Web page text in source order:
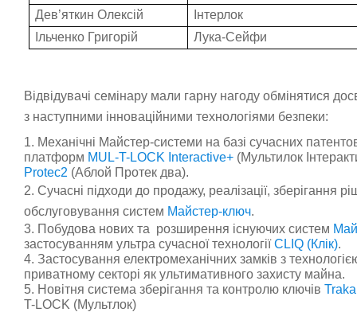
Дев’яткин Олексій
Інтерлок
Ільченко Григорій
Лука-Сейфи
Відвідувачі семінару мали гарну нагоду обмінятися
з наступними інноваційними технологіями безпеки:
1. Механічні Майстер-системи на базі сучасних п
платформ MUL-T-LOCK Interactive+ (Мультилок
Protec2 (Аблой Протек два).
2. Сучасні підходи до продажу, реалізації, зберігання
обслуговування систем Майстер-ключ.
3. Побудова нових та розширення існуючих систем
застосуванням ультра сучасної технологіїCLIQ (Клік).
4. Застосування електромеханічних замків з
приватному секторі як ультимативного захисту майна.
5. Новітня система зберігання та контролю ключів
T-LOCK (Мультлок)